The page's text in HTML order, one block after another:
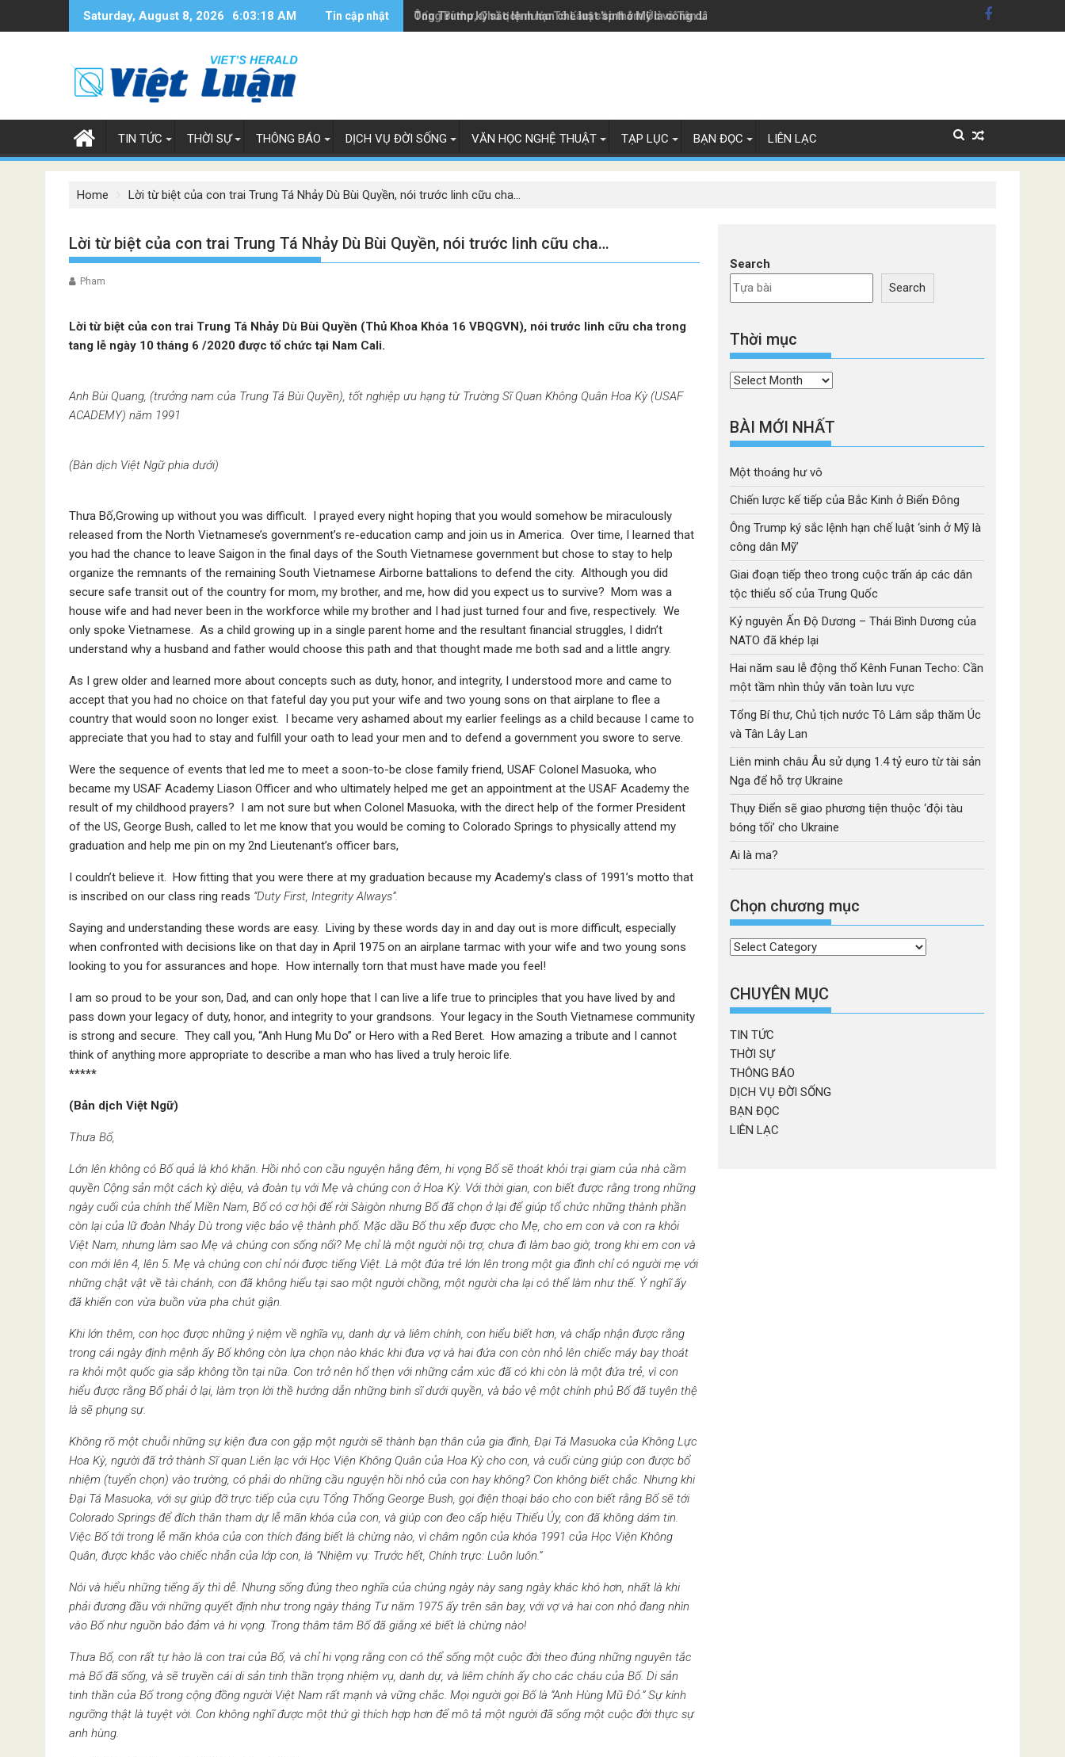
Saturday, August 8, 2026 6:03:19 AM Tin cập nhật Ông Trump ký sắc lệnh hạn chế luật 'sinh ở Mỹ là công dân Mỹ'
Tổng Bí thư, Chủ tịch nước Tô Lâm sắp thăm Úc và Tân Lây Lan
TIN TỨC THỜI SỰ THÔNG BÁO DỊCH VỤ ĐỜI SỐNG VĂN HỌC NGHỆ THUẬT TẠP LỤC BẠN ĐỌC LIÊN LẠC
Home Lời từ biệt của con trai Trung Tá Nhảy Dù Bùi Quyền, nói trước linh cữu cha…
Lời từ biệt của con trai Trung Tá Nhảy Dù Bùi Quyền, nói trước linh cữu cha…
Pham
Lời từ biệt của con trai Trung Tá Nhảy Dù Bùi Quyền (Thủ Khoa Khóa 16 VBQGVN), nói trước linh cữu cha trong
tang lễ ngày 10 tháng 6 /2020 được tổ chức tại Nam Cali.
Anh Bùi Quang, (trưởng nam của Trung Tá Bùi Quyền), tốt nghiệp ưu hạng từ Trường Sĩ Quan Không Quân Hoa Kỳ (USAF
ACADEMY) năm 1991
(Bàn dịch Việt Ngữ phia dưới)
Thưa Bố,Growing up without you was difficult. I prayed every night hoping that you would somehow be miraculously
released from the North Vietnamese’s government’s re-education camp and join us in America. Over time, I learned that
you had the chance to leave Saigon in the final days of the South Vietnamese government but chose to stay to help
organize the remnants of the remaining South Vietnamese Airborne battalions to defend the city. Although you did
secure safe transit out of the country for mom, my brother, and me, how did you expect us to survive? Mom was a
house wife and had never been in the workforce while my brother and I had just turned four and five, respectively. We
only spoke Vietnamese. As a child growing up in a single parent home and the resultant financial struggles, I didn’t
understand why a husband and father would choose this path and that thought made me both sad and a little angry.
As I grew older and learned more about concepts such as duty, honor, and integrity, I understood more and came to
accept that you had no choice on that fateful day you put your wife and two young sons on that airplane to flee a
country that would soon no longer exist. I became very ashamed about my earlier feelings as a child because I came to
appreciate that you had to stay and fulfill your oath to lead your men and to defend a government you swore to serve.
Were the sequence of events that led me to meet a soon-to-be close family friend, USAF Colonel Masuoka, who
became my USAF Academy Liason Officer and who ultimately helped me get an appointment at the USAF Academy the
result of my childhood prayers? I am not sure but when Colonel Masuoka, with the direct help of the former President
of the US, George Bush, called to let me know that you would be coming to Colorado Springs to physically attend my
graduation and help me pin on my 2nd Lieutenant’s officer bars,
I couldn’t believe it. How fitting that you were there at my graduation because my Academy’s class of 1991’s motto that
is inscribed on our class ring reads “Duty First, Integrity Always”.
Saying and understanding these words are easy. Living by these words day in and day out is more difficult, especially
when confronted with decisions like on that day in April 1975 on an airplane tarmac with your wife and two young sons
looking to you for assurances and hope. How internally torn that must have made you feel!
I am so proud to be your son, Dad, and can only hope that I can live a life true to principles that you have lived by and
pass down your legacy of duty, honor, and integrity to your grandsons. Your legacy in the South Vietnamese community
is strong and secure. They call you, “Anh Hung Mu Do” or Hero with a Red Beret. How amazing a tribute and I cannot
think of anything more appropriate to describe a man who has lived a truly heroic life.
*****
(Bản dịch Việt Ngữ)
Thưa Bố,
Lớn lên không có Bốquả là khó khăn. Hồi nhỏ con cầu nguyện hằng đêm, hi vọng Bố sẽ thoát khỏi trại giam của nhà cầm
quyền Cộng sản một cách kỳ diệu, và đoàn tụ với Mẹ và chúng con ở Hoa Kỳ. Với thời gian, con biết được rằng trong những
ngày cuối của chính thể Miền Nam, Bố có cơ hội để rời Sàigòn nhưng Bố đã chọn ở lại đểgiúp tổ chức những thành phần
còn lại của lữ đoàn Nhảy Dù trong việc bảo vệ thành phố. Mặc dầu Bố thu xếp được cho Mẹ, cho em con và con ra khỏi
Việt Nam, nhưng làm sao Mẹ và chúng con sống nổi? Mẹ chỉ là một người nội trợ, chưa đi làm bao giờ, trong khi em con và
con mới lên 4, lên 5. Mẹ và chúng con chỉ nói được tiếng Việt. Là một đứa trẻ lớn lên trong một gia đình chỉ có người mẹ với
những chật vật về tài chánh, con đã không hiểu tại sao một người chồng, một người cha lại có thểlàm như thế. Ý nghĩ ấy
đã khiến con vừa buồn vừa pha chút giận.
Khi lớn thêm, con học được những ý niệm về nghĩa vụ, danh dự và liêm chính, con hiểu biết hơn, và chấp nhận được rằng
trong cái ngày định mệnh ấy Bố không còn lựa chọn nào khác khi đưa vợ và hai đứa con còn nhỏ lên chiếc máy bay thoát
ra khỏi một quốc gia sắp không tồn tại nữa. Con trở nên hổ thẹn với những cảm xúc đã có khi còn là một đứa trẻ, vì con
hiểu được rằng Bố phải ở lại, làm trọn lời thề hướng dẫn những binh sĩ dưới quyền, và bảo vệ một chính phủ Bố đã tuyên thệ
là sẽ phụng sự.
Không rõ một chuỗi những sự kiện đưa con gặp một người sẽ thành bạn thân của gia đình, Đại Tá Masuoka của Không Lực
Hoa Kỳ, người đã trở thành Sĩ quan Liên lạc với Học Viện Không Quân của Hoa Kỳ cho con, và cuối cùng giúp con được bổ
nhiệm (tuyển chọn) vào trường, có phải do những cầu nguyện hồi nhỏ của con hay không? Con không biết chắc. Nhưng khi
Đại Tá Masuoka, với sự giúp đỡ trực tiếp của cựu Tổng Thống George Bush, gọi điện thoại báo cho con biết rằng Bố sẽ tới
Colorado Springs để đích thân tham dự lễ mãn khóa của con, và giúp con đeo cấp hiệu Thiếu Úy, con đã không dám tin.
Việc Bố tới trong lễ mãn khóa của con thích đáng biết là chừng nào, vì châm ngôn của khóa 1991 của Học Viện Không
Quân, được khắc vào chiếc nhẫn của lớp con, là “Nhiệm vụ: Trước hết, Chính trực: Luôn luôn.”
Nói và hiểu những tiếng ấy thì dễ. Nhưng sống đúng theo nghĩa của chúng ngày này sang ngày khác khó hơn, nhất là khi
phải đương đầu với những quyết định như trong ngày tháng Tư năm 1975 ấy trên sân bay, với vợ và hai con nhỏ đang nhìn
vào Bố như nguồn bảo đảm và hi vọng. Trong thâm tâm Bố đã giằng xé biết là chừng nào!
Thưa Bố, con rất tự hào là con trai của Bố, và chỉ hi vọng rằng con có thể sống một cuộc đời theo đúng những nguyên tắc
mà Bố đã sống, và sẽ truyền cái di sản tinh thần trọng nhiệm vụ, danh dự, và liêm chính ấy cho các cháu của Bố. Di sản
tinh thần của Bố trong cộng đồng người Việt Nam rất mạnh và vững chắc. Mọi người gọi Bố là “Anh Hùng Mũ Đỏ.” Sự kính
ngưỡng thật là tuyệt vời. Con không nghĩ được một thứ gì thích hợp hơn để mô tả một người đã sống một cuộc đời thực sự
anh hùng.
Search
Search
Thời mục
Thời
BÀI MỚI NHẤT
Một thoáng hư vô
Chiến lược kế tiếp của Bắc Kinh ở Biển Đông
Ông Trump ký sắc lệnh hạn chế luật ‘sinh ở Mỹ là
công dân Mỹ’
Giai đoạn tiếp theo trong cuộc trấn áp các dân
tộc thiểu số của Trung Quốc
Kỷ nguyên Ấn Độ Dương – Thái Bình Dương của
NATO đã khép lại
Hai năm sau lễ động thổ Kênh Funan Techo: Cần
một tầm nhìn thủy văn toàn lưu vực
Tổng Bí thư, Chủ tịch nước Tô Lâm sắp thăm Úc
và Tân Lây Lan
Liên minh châu Âu sử dụng 1.4 tỷ euro từ tài sản
Nga để hỗ trợ Ukraine
Thụy Điển sẽ giao phương tiện thuộc ‘đội tàu
bóng tối’ cho Ukraine
Ai là ma?
Chọn chương mục
Chọn
mục
CHUYÊN MỤC
TIN TỨC
THỜI SỰ
THÔNG BÁO
DỊCH VỤ ĐỜI SỐNG
BẠN ĐỌC
LIÊN LẠC